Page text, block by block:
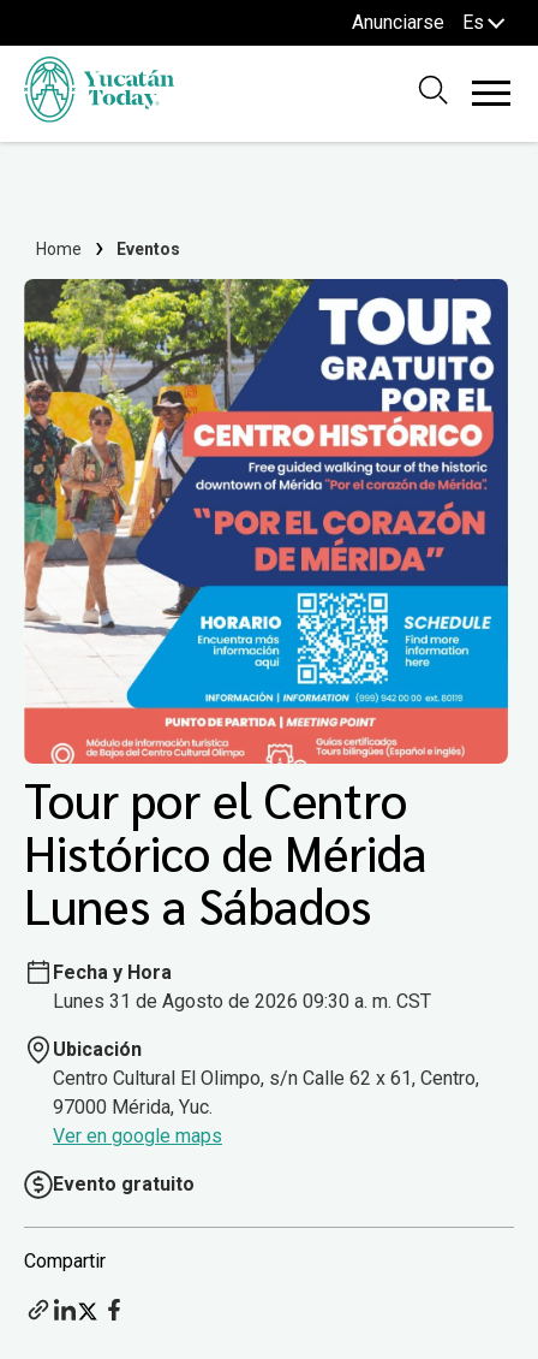
Anunciarse Es
Home Eventos
Tour por el Centro
Histórico de Mérida
Lunes a Sábados
Fecha y Hora
Lunes 31 de Agosto de 2026 09:30 a. m. CST
Ubicación
Centro Cultural El Olimpo, s/n Calle 62 x 61, Centro,
97000 Mérida, Yuc.
Ver en google maps
Evento gratuito
Compartir